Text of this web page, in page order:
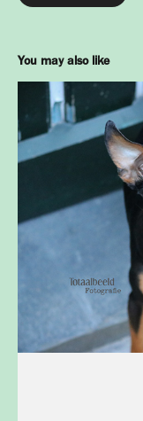
You may also like